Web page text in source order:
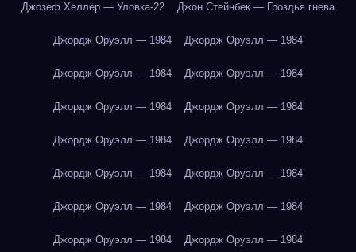
Джозеф Хеллер — Уловка-22 Джон Стейнбек — Гроздья гнева
Джордж Оруэлл — 1984 Джордж Оруэлл — 1984
Джордж Оруэлл — 1984 Джордж Оруэлл — 1984
Джордж Оруэлл — 1984 Джордж Оруэлл — 1984
Джордж Оруэлл — 1984 Джордж Оруэлл — 1984
Джордж Оруэлл — 1984 Джордж Оруэлл — 1984
Джордж Оруэлл — 1984 Джордж Оруэлл — 1984
Джордж Оруэлл — 1984 Джордж Оруэлл — 1984